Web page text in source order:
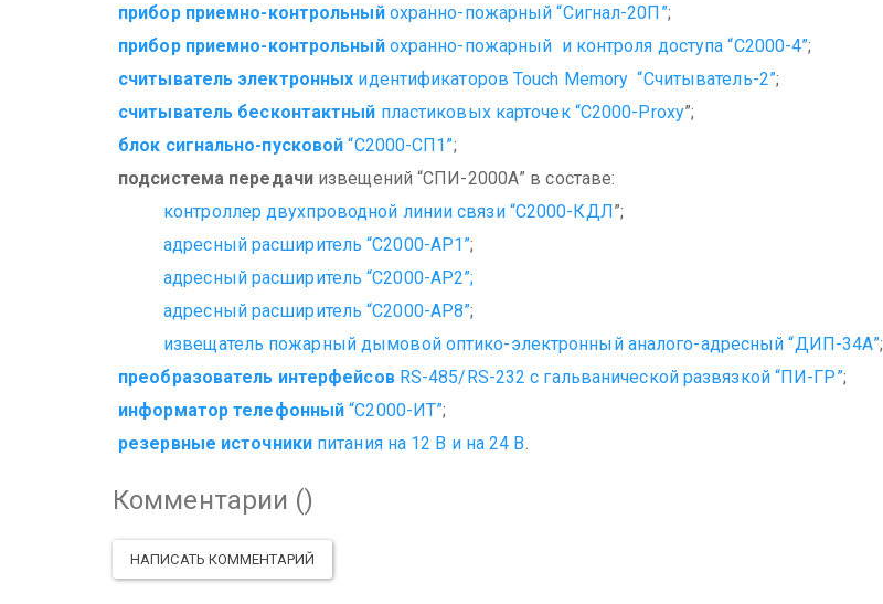
прибор приемно-контрольныйохранно-пожарный “Сигнал-20П”;
прибор приемно-контрольныйохранно-пожарный и контроля доступа “С2000-4”;
считыватель электронных идентификаторов Touch Memory “Считыватель-2”;
считыватель бесконтактный пластиковых карточек “С2000-Proxy”;
блок сигнально-пусковой “С2000-СП1”;
подсистема передачиизвещений “СПИ-2000А” в составе:
контроллер двухпроводной линии связи “С2000-КДЛ”;
адресный расширитель “С2000-АР1”;
адресный расширитель “С2000-АР2”;
адресный расширитель “С2000-АР8”;
извещатель пожарный дымовой оптико-электронный аналого-адресный “ДИП-34А”;
преобразователь интерфейсовRS-485/RS-232 с гальванической развязкой “ПИ-ГР”;
информатор телефонный “С2000-ИТ”;
резервные источникипитания на 12 В и на 24 В
Комментарии ()
НАПИСАТЬ КОММЕНТАРИЙ